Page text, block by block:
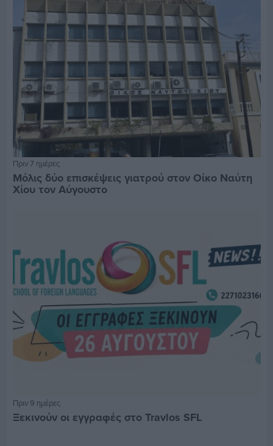
Πριν 7 ημέρες
Μόλις δύο επισκέψεις γιατρού στον Οίκο Ναύτη
Χίου τον Αύγουστο
Πριν 9 ημέρες
Ξεκινούν οι εγγραφές στο Travlos SFL